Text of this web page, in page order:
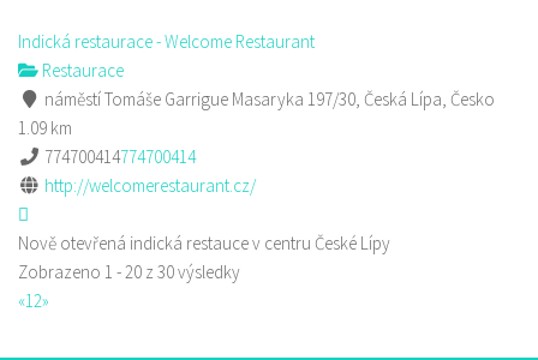
Indická restaurace - Welcome Restaurant
Restaurace
náměstí Tomáše Garrigue Masaryka 197/30, Česká Lípa, Česko
1.09 km
774700414774700414
http://welcomerestaurant.cz/
Nově otevřená indická restauce v centru České Lípy
Zobrazeno 1 - 20 z 30 výsledky
«12»